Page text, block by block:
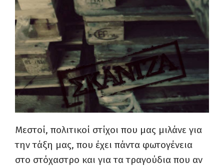
Μεστοί, πολιτικοί στίχοι που μας μιλάνε για
την τάξη μας, που έχει πάντα φωτογένεια
στο στόχαστρο και για τα τραγούδια που αν